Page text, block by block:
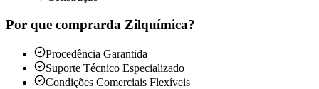
Por que comprarda Zilquímica?
Procedência Garantida
Suporte Técnico Especializado
Condições Comerciais Flexíveis